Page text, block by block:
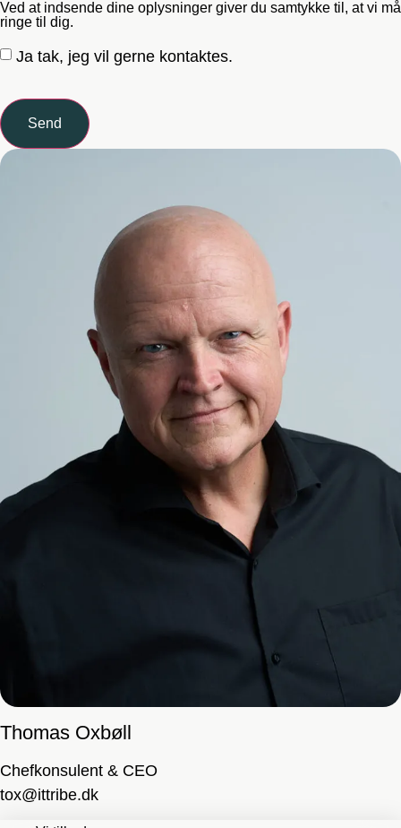
Ved at indsende dine oplysninger giver du samtykke til, at vi må
ringe til dig.
Ja tak, jeg vil gerne kontaktes.
Send
Thomas Oxbøll
Chefkonsulent & CEO
tox@ittribe.dk